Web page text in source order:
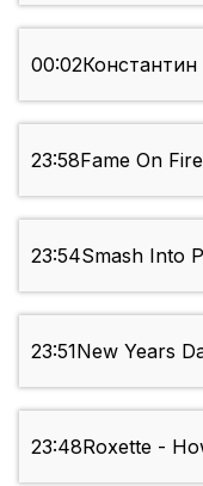
00:02
23:58Fame On
23:54Smash Into
23:51New Years
23:48Roxette -